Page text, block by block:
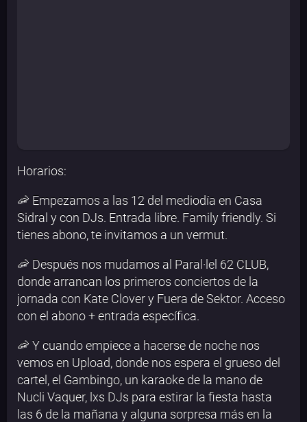
Horarios:
🦐 Empezamos a las 12 del mediodía en Casa
Sidral y con DJs. Entrada libre. Family friendly. Si
tienes abono, te invitamos a un vermut.
🦐 Después nos mudamos al Paral·lel 62 CLUB,
donde arrancan los primeros conciertos de la
jornada con Kate Clover y Fuera de Sektor. Acceso
con el abono + entrada específica.
🦐 Y cuando empiece a hacerse de noche nos
vemos en Upload, donde nos espera el grueso del
cartel, el Gambingo, un karaoke de la mano de
Nucli Vaquer, lxs DJs para estirar la fiesta hasta
las 6 de la mañana y alguna sorpresa más en la